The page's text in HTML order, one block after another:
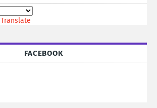
Translate
FACEBOOK